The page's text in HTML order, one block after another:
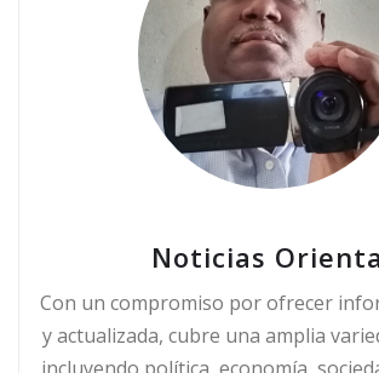
Noticias
Con un compromiso por ofrecer
y actualizada, cubre una amplia
incluyendo política, economía,